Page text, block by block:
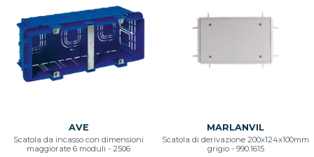
AVE
Scatola da incasso con dimensioni
maggiorate 6 moduli - 2506
MARLANVIL
Scatola di derivazione 200x124x100mm
grigio - 990.1615